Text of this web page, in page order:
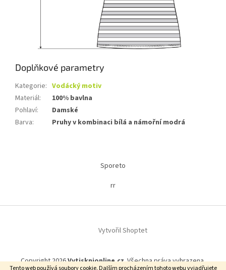
Doplňkové parametry
Kategorie: Vodácký motiv
Materiál:
100% bavlna
Pohlaví:
Damské
Barva: Pruhy v kombinaci bílá a námořní modrá
í
Sporeto
rr
Vytvořil Shoptet
Copyright 2026Vytisknionline.cz. Všechna práva vyhrazena.